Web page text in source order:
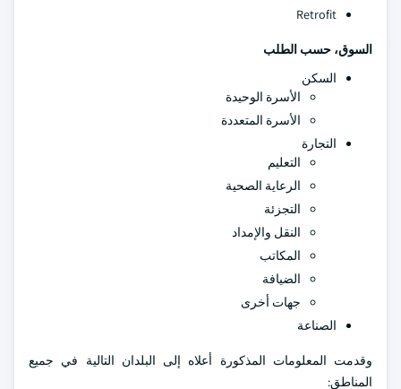
Retrofit
السوق، حسب الطلب
السكن
الأسرة الوحيدة
الأسرة المتعددة
التجارة
التعليم
الرعاية الصحية
التجزئة
النقل والإمداد
المكاتب
الضيافة
جهات أخرى
الصناعة
وقدمت المعلومات المذكورة أعلاه إلى البلدان التالية في جميع
المناطق: